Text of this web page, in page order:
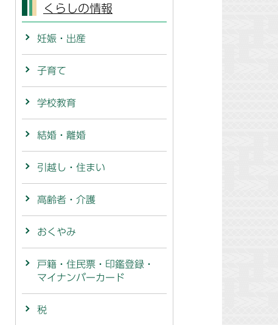
くらしの情報
妊娠・出産
子育て
学校教育
結婚・離婚
引越し・住まい
高齢者・介護
おくやみ
戸籍・住民票・印鑑登録・
マイナンバーカード
税